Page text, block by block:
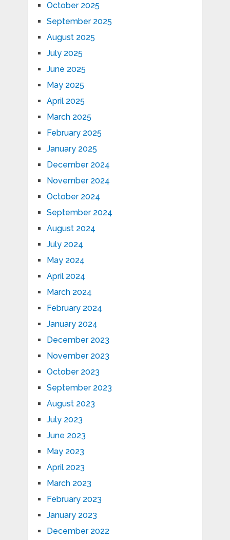
October 2025
September 2025
August 2025
July 2025
June 2025
May 2025
April 2025
March 2025
February 2025
January 2025
December 2024
November 2024
October 2024
September 2024
August 2024
July 2024
May 2024
April 2024
March 2024
February 2024
January 2024
December 2023
November 2023
October 2023
September 2023
August 2023
July 2023
June 2023
May 2023
April 2023
March 2023
February 2023
January 2023
December 2022